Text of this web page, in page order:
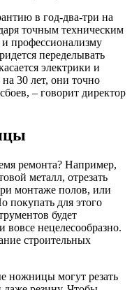
в год-два-три на
точным техническим
профессионализму
переделывать
электрики и
30 лет, они точно
– говорит директор
ремонта? Например,
металл, отрезать
монтаже полов, или
покупать для этого
будет
вовсе нецелесообразно.
строительных
ножницы могут резать